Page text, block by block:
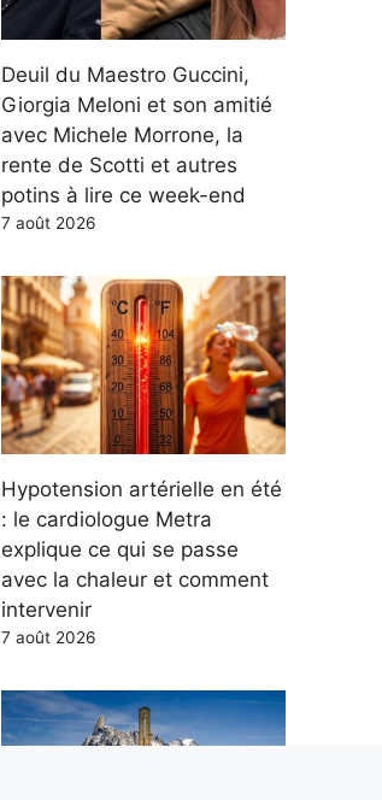
Deuil du Maestro Guccini,
Giorgia Meloni et son amitié
avec Michele Morrone, la
rente de Scotti et autres
potins à lire ce week-end
7 août 2026
Hypotension artérielle en été
: le cardiologue Metra
explique ce qui se passe
avec la chaleur et comment
intervenir
7 août 2026